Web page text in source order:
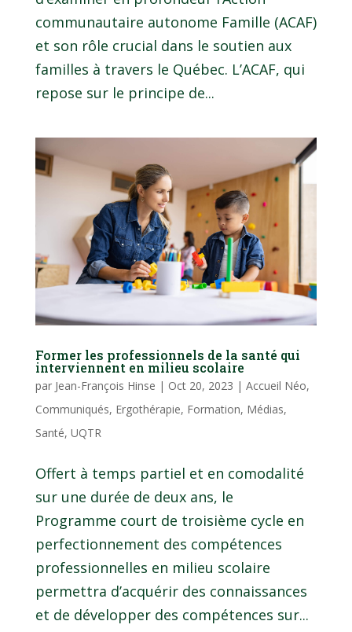
communautaire autonome Famille (ACAF)
et son rôle crucial dans le soutien aux
familles à travers le Québec. L’ACAF, qui
repose sur le principe de...
Former les professionnels de la santé qui
interviennent en milieu scolaire
par Jean-François Hinse | Oct 20, 2023 | Accueil Néo,
Communiqués, Ergothérapie, Formation, Médias,
Santé, UQTR
Offert à temps partiel et en comodalité
sur une durée de deux ans, le
Programme court de troisième cycle en
perfectionnement des compétences
professionnelles en milieu scolaire
permettra d’acquérir des connaissances
et de développer des compétences sur...